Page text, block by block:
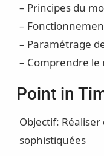
– Principes du
–
– Paramétrage
– Comprendre
Point in
Objectif:
sophistiquées